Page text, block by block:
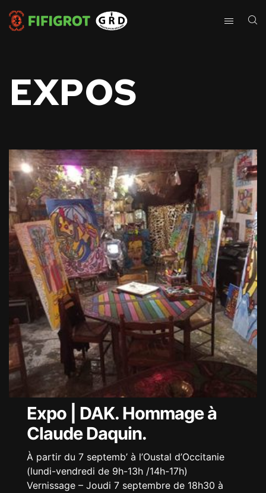
EXPOS
Expo | DAK. Hommage à
Claude Daquin.
À partir du 7 septemb’ à l’Oustal d’Occitanie
(lundi-vendredi de 9h-13h /14h-17h)
Vernissage – Joudi 7 septembre de 18h30 à